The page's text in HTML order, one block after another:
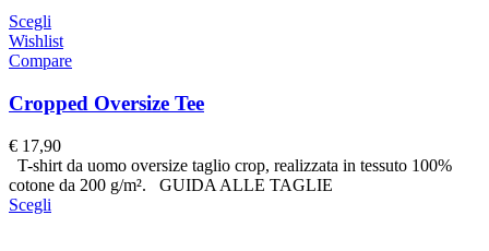
Scegli
Wishlist
Compare
Cropped Oversize Tee
€ 17,90
T-shirt da uomo oversize taglio crop, realizzata in tessuto 100%
cotone da 200 g/m². GUIDA ALLE TAGLIE
Scegli